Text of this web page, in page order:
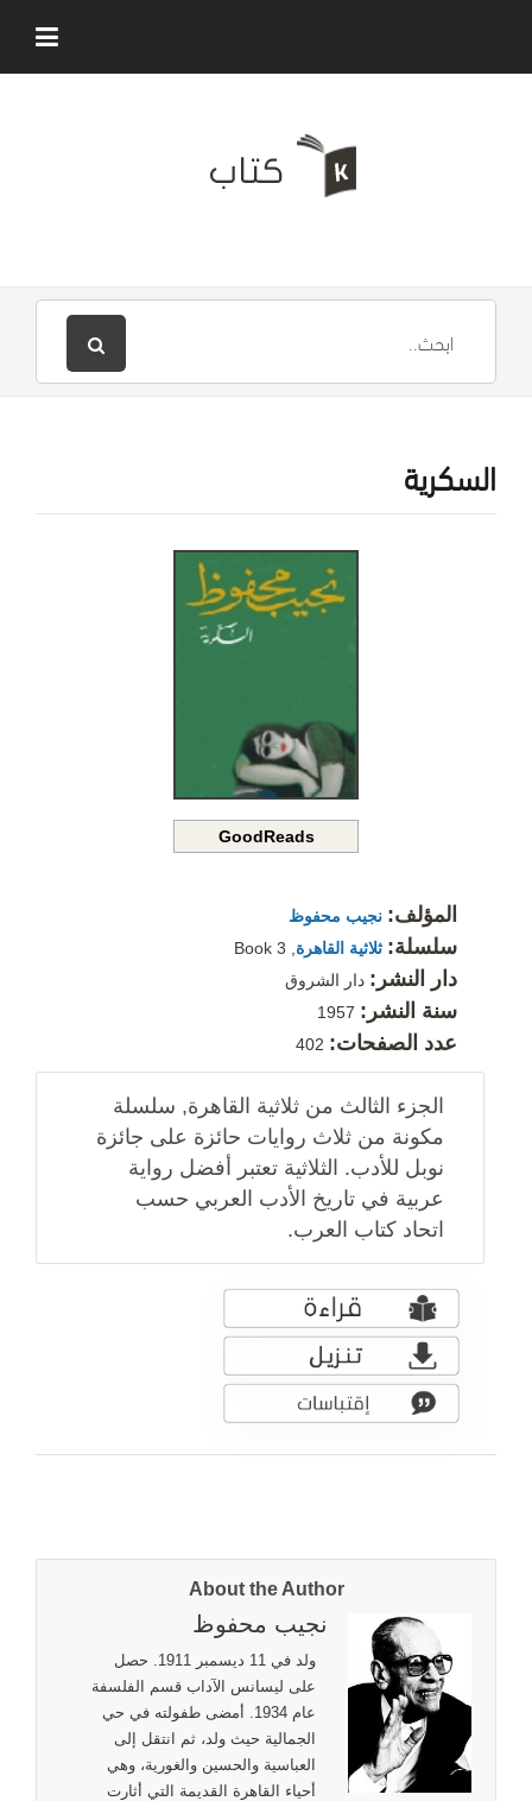
السكرية
GoodReads
المؤلف: نجيب محفوظ
سلسلة: ثلاثية القاهرة
دار النشر: دار الشروق
سنة النشر:
عدد الصفحات:
الجزء الثالث من ثلاثية القاهرة, سلسلة
مكونة من ثلاث روايات حائزة على جائزة
نوبل للأدب. الثلاثية تعتبر أفضل رواية
عربية في تاريخ الأدب العربي حسب
اتحاد كتاب العرب.
About the Author
نجيب محفوظ
ولد في 11 ديسمبر 1911. حصل
على ليسانس الآداب قسم الفلسفة
عام 1934. أمضى طفولته في حي
الجمالية حيث ولد، ثم انتقل إلى
العباسية والحسين والغورية، وهي
أحياء القاهرة القديمة التي أثارت